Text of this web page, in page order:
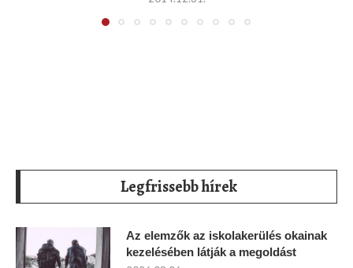
Legfrissebb hírek
Az elemzők az iskolakerülés okainak
kezelésében látják a megoldást